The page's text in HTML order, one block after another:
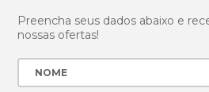
Preencha seus dados abaixo e
nossas ofertas!